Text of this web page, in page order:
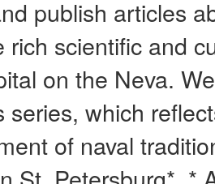
publish articles
rich scientific and
on the Neva.
series, which
of naval